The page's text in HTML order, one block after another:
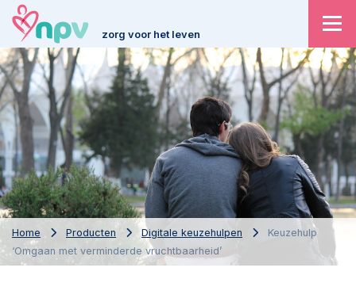
zorg voor het leven
Home Producten Digitale keuzehulpen
Keuzehulp
‘Omgaan met verminderde vruchtbaarheid’